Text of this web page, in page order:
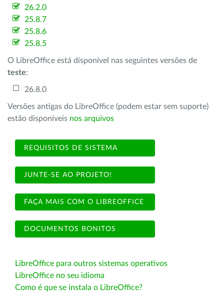
26.2.0
25.8.7
25.8.6
25.8.5
O LibreOffice está disponível nas seguintes versões de
teste:
26.8.0
Versões antigas do LibreOffice (podem estar sem suporte)
estão disponíveis nos arquivos
REQUISITOS DE SISTEMA
JUNTE-SE AO PROJETO!
FAÇA MAIS COM O LIBREOFFICE
DOCUMENTOS BONITOS
LibreOffice para outros sistemas operativos
LibreOffice no seu idioma
Como é que se instala o LibreOffice?